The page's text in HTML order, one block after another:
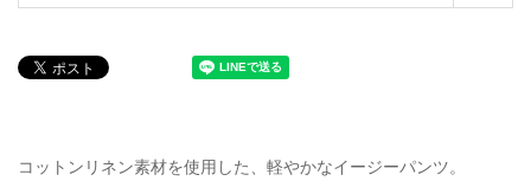
コットンリネン素材を使用した、軽やかなイージーパンツ。